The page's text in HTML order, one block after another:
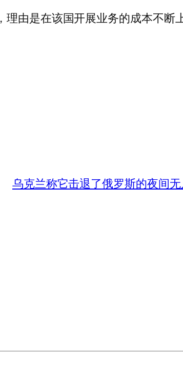
理由是在该国开展业务的成本不断
乌克兰称它击退了俄罗斯的夜间